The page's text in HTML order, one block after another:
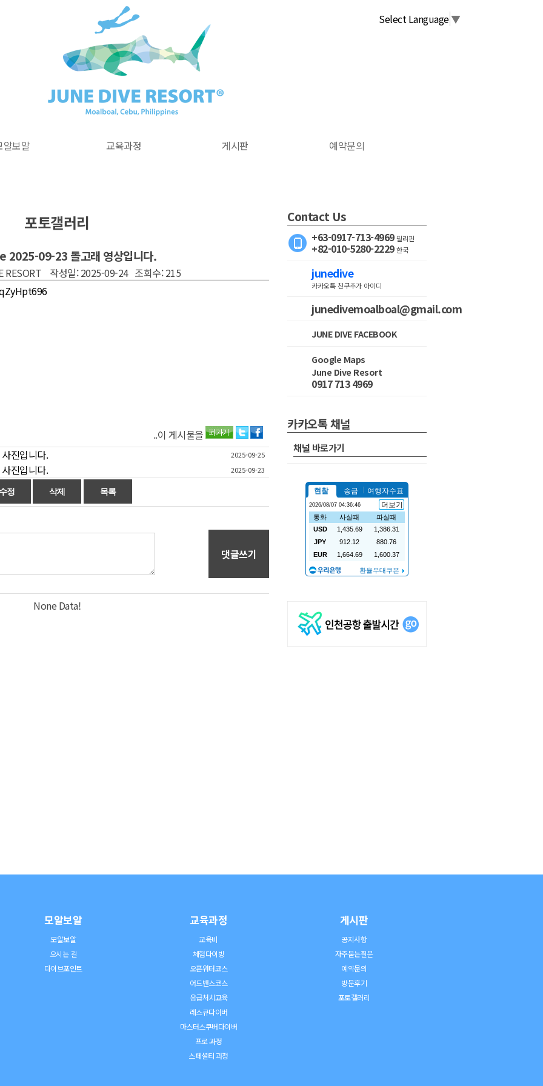
알보알 교육과정 게시판 예약문의
Select Language▼
포토갤러리
2025-09-23 돌고래 영상입니다.
RESORT 작성일: 2025-09-24 조회수: 215
..이 게시물을
진입니다.
2025-09-25
진입니다. 2025-09-23
댓글쓰기
None Data!
Contact Us
+63-0917-713-4969 필리핀
+82-010-5280-2229 한국
junedive
카카오톡 친구추가 아이디
junedivemoalboal@gmail.com
JUNE DIVE FACEBOOK
Google Maps
June Dive Resort
0917 713 4969
카카오톡 채널
채널 바로가기
모알보알
모알보알
오시는 길
다이브포인트
교육과정
교육비
체험다이빙
오픈워터코스
어드밴스코스
응급처치교육
레스큐다이버
마스터스쿠버다이버
프로 과정
스페셜티 과정
게시판
공지사항
자주묻는질문
예약문의
방문후기
포토갤러리